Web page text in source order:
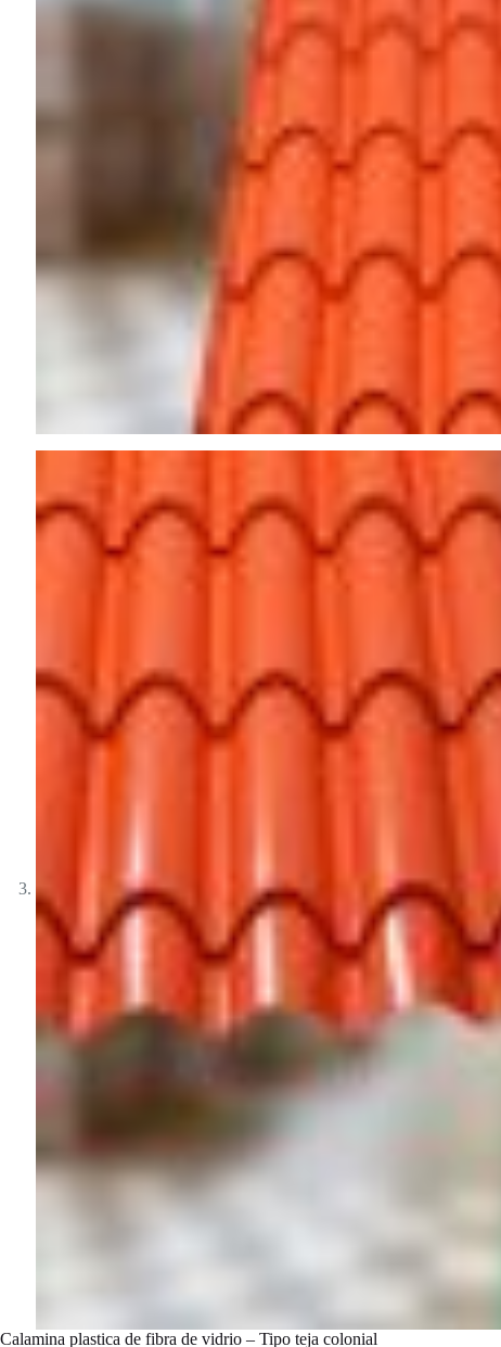
Calamina plastica de fibra de vidrio – Tipo teja colonial